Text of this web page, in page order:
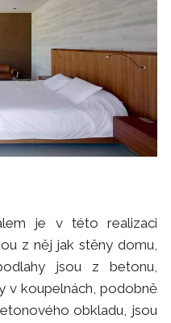
je v této realizaci
z něj jak stěny domu,
jsou z betonu,
v koupelnách, podobně
obkladu, jsou